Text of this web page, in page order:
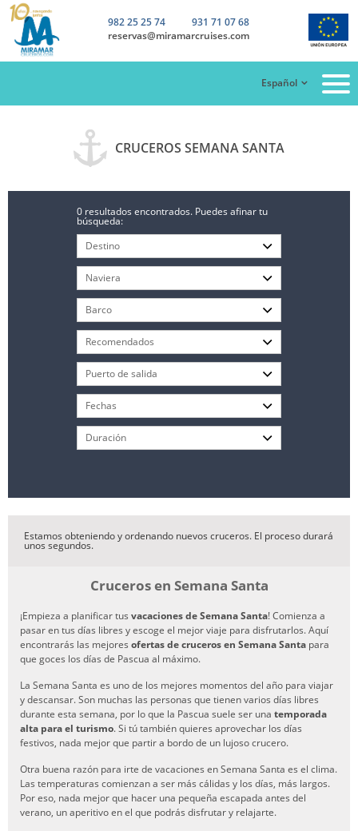
982 25 25 74
931 71 07 68
reservas@miramarcruises.com
Español
CRUCEROS SEMANA SANTA
0 resultados encontrados. Puedes afinar tu
búsqueda:
Estamos obteniendo y ordenando nuevos cruceros. El proceso durará
unos segundos.
Cruceros en Semana Santa
¡Empieza a planificar tus vacaciones de Semana Santa! Comienza a
pasar en tus días libres y escoge el mejor viaje para disfrutarlos. Aquí
encontrarás las mejores ofertas de cruceros en Semana Santa para
que goces los días de Pascua al máximo.
La Semana Santa es uno de los mejores momentos del año para viajar
y descansar. Son muchas las personas que tienen varios días libres
durante esta semana, por lo que la Pascua suele ser una temporada
alta para el turismo. Si tú también quieres aprovechar los días
festivos, nada mejor que partir a bordo de un lujoso crucero.
Otra buena razón para irte de vacaciones en Semana Santa es el clima.
Las temperaturas comienzan a ser más cálidas y los días, más largos.
Por eso, nada mejor que hacer una pequeña escapada antes del
verano, un aperitivo en el que podrás disfrutar y relajarte.